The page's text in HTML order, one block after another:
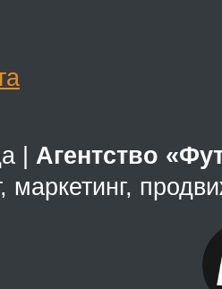
| Агентство
маркетинг,